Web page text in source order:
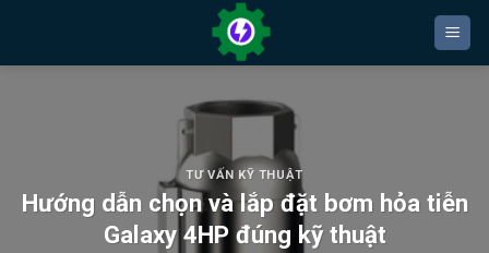
nội
TƯ VẤN KỸ THUẬT
Hướng dẫn chọn và lắp đặt bơm hỏa tiễn
Galaxy 4HP đúng kỹ thuật